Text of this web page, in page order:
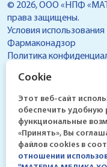
© 2026, ООО «НПФ
права защищены.
Условия использования
Фармаконадзор
Политика
разрешенных
распространения
Cookie
Этот веб-сайт
обеспечить удобную
функциональные
«Принять», Вы
файлов cookies в
отношении